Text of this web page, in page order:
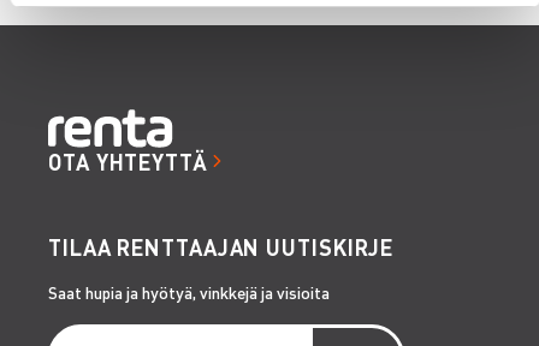
OTA YHTEYTTÄ
TILAA RENTTAAJAN UUTISKIRJE
Saat hupia ja hyötyä, vinkkejä ja visioita